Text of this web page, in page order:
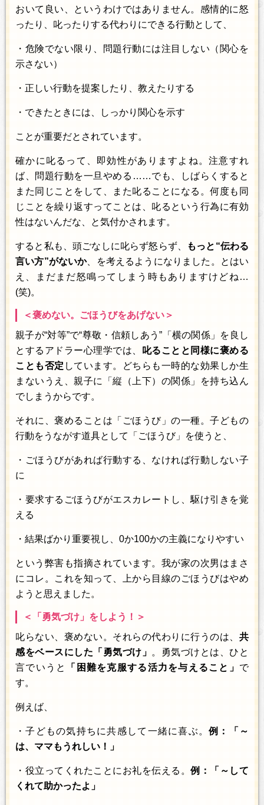
おいて良い、というわけではありません。感情的に怒
ったり、叱ったりする代わりにできる行動として、
・危険でない限り、問題行動には注目しない（関心を
示さない）
・正しい行動を提案したり、教えたりする
・できたときには、しっかり関心を示す
ことが重要だとされています。
確かに叱るって、即効性がありますよね。注意すれ
ば、問題行動を一旦やめる……でも、しばらくすると
また同じことをして、また叱ることになる。何度も同
じことを繰り返すってことは、叱るという行為に有効
性はないんだな、と気付かされます。
すると私も、頭ごなしに叱らず怒らず、
もっと“伝わる
言い方”がないか、を考えるようになりました。とはい
え、まだまだ怒鳴ってしまう時もありますけどね…
(笑)。
＜褒めない。ごほうびをあげない＞
親子が“対等”で“尊敬・信頼しあう”「横の関係」を良し
とするアドラー心理学では、
叱ることと同様に褒める
ことも否定 しています。どちらも一時的な効果しか生
まないうえ、親子に「縦（上下）の関係」を持ち込ん
でしまうからです。
それに、褒めることは「ごほうび」の一種。子どもの
行動をうながす道具として「ごほうび」を使うと、
・ごほうびがあれば行動する、なければ行動しない子
に
・要求するごほうびがエスカレートし、駆け引きを覚
える
・結果ばかり重要視し、0か100かの主義になりやすい
という弊害も指摘されています。我が家の次男はまさ
にコレ。これを知って、上から目線のごほうびはやめ
ようと思えました。
＜「勇気づけ」をしよう！＞
叱らない、褒めない。それらの代わりに行うのは、 共
感をベースにした「勇気づけ」 。勇気づけとは、ひと
言でいうと
「困難を克服する活力を与えること」 で
す。
例えば、
・子どもの気持ちに共感して一緒に喜ぶ。例：「～
は、ママもうれしい！」
・役立ってくれたことにお礼を伝える。例：「～して
くれて助かったよ」